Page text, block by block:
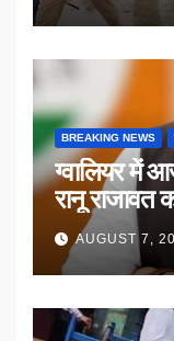
BREAKING NEWS
ग्वालियर में
रानू राजावत
AUGUST 7,